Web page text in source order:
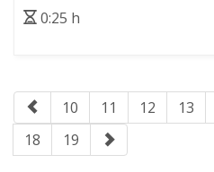
0:25 h
10 11 12 13
18
19